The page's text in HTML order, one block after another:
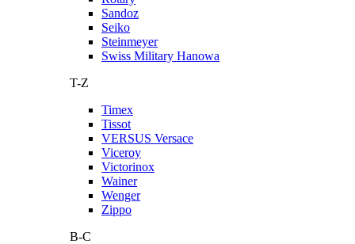
Sandoz
Seiko
Steinmeyer
Swiss Military Hanowa
T-Z
Timex
Tissot
VERSUS Versace
Viceroy
Victorinox
Wainer
Wenger
Zippo
В-С